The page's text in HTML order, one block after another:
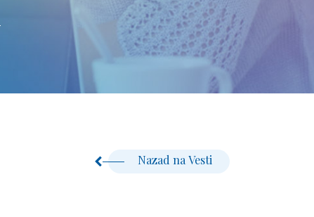
Nazad na Vesti